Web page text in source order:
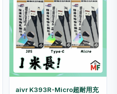
aivr K393R-Micro超耐用充